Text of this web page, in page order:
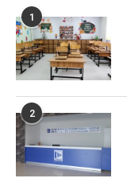
1
2